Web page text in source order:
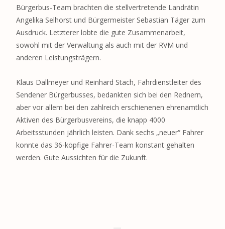
Bürgerbus-Team brachten die stellvertretende Landrätin
Angelika Selhorst und Bürgermeister Sebastian Täger zum
Ausdruck. Letzterer lobte die gute Zusammenarbeit,
sowohl mit der Verwaltung als auch mit der RVM und
anderen Leistungsträgern.
Klaus Dallmeyer und Reinhard Stach, Fahrdienstleiter des
Sendener Bürgerbusses, bedankten sich bei den Rednern,
aber vor allem bei den zahlreich erschienenen ehrenamtlich
Aktiven des Bürgerbusvereins, die knapp 4000
Arbeitsstunden jährlich leisten. Dank sechs „neuer“ Fahrer
konnte das 36-köpfige Fahrer-Team konstant gehalten
werden. Gute Aussichten für die Zukunft.